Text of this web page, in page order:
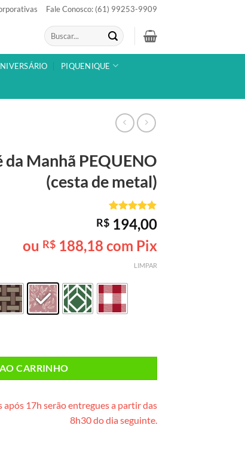
Fale Conosco: (61) 99253-9909
Pesquisar
por:
PIQUENIQUE
da Manhã PEQUENO
(cesta de metal)
Avaliado
como5de
5, com
baseado em
1
de cliente
R$ 194,00
ou R$ 188,18 com Pix
LIMPAR
CARRINHO
após 17h serão entregues a partir das
8h30 do dia seguinte.